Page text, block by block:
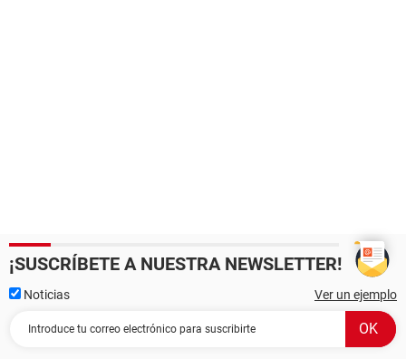
¡SUSCRÍBETE A NUESTRA NEWSLETTER!
Noticias Ver un ejemplo